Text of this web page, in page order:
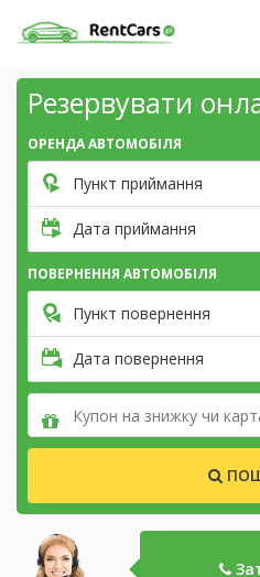
Резервувати
ОРЕНДА АВТОМОБІЛЯ
Пункт приймання
Дата приймання
ПОВЕРНЕННЯ АВТОМОБІЛЯ
Пункт повернення
Дата повернення